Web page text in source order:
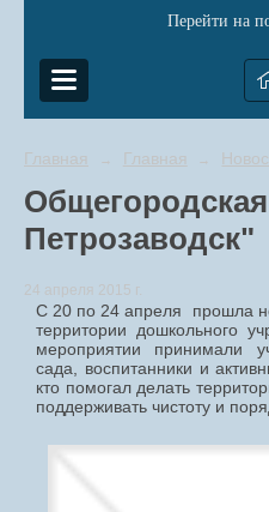
Перейти на
Главная → Главная →
Петрозаводск"
24 апреля 2015 г.
С 20 по 24 апреля прошла
территории дошкольного
мероприятии принимали
сада, воспитанники и
кто помогал делать
поддерживать чистоту и